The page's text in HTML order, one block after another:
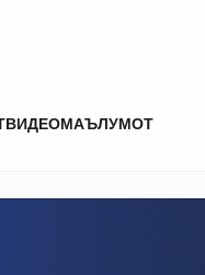
ВИДЕОМАЪЛУМОТ